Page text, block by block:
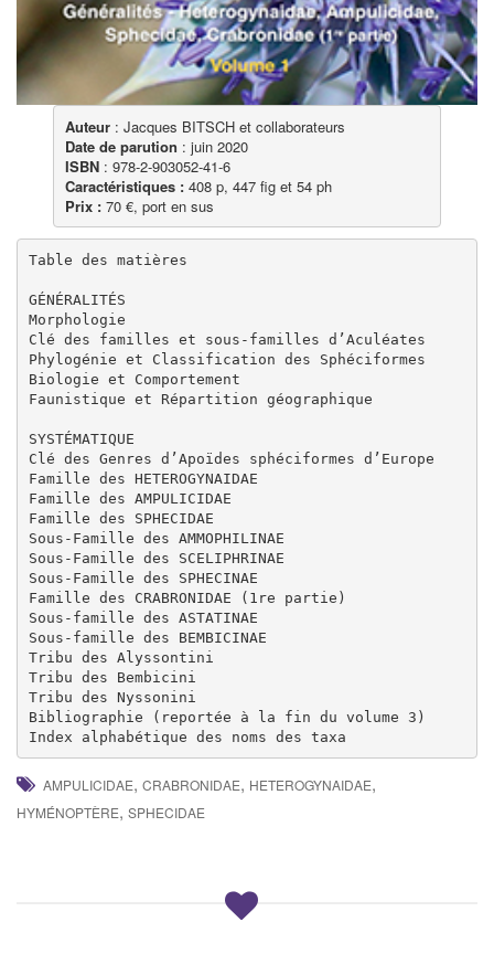
Auteur
Date de parution
: juin 2020
ISBN
: 978-2-903052-41-6
Caractéristiques :
408 p, 447 fig et 54 ph
Prix : 70 €, port en sus
Table des matières
GÉNÉRALITÉS
Morphologie
Clé des familles et sous-familles d’Aculéates
Phylogénie et Classification des Sphéciformes
Biologie et Comportement
Faunistique et Répartition géographique
SYSTÉMATIQUE
Clé des Genres d’Apoïdes sphéciformes d’Europe
Famille des HETEROGYNAIDAE
Famille des AMPULICIDAE
Famille des SPHECIDAE
Sous-Famille des AMMOPHILINAE
Sous-Famille des SCELIPHRINAE
Sous-Famille des SPHECINAE
Famille des CRABRONIDAE (1re partie)
Sous-famille des ASTATINAE
Sous-famille des BEMBICINAE
Tribu des Alyssontini
Tribu des Bembicini
Tribu des Nyssonini
Bibliographie (reportée à la fin du volume 3)
Index alphabétique des noms des taxa
AMPULICIDAE, CRABRONIDAE, HETEROGYNAIDAE,
HYMÉNOPTÈRE, SPHECIDAE